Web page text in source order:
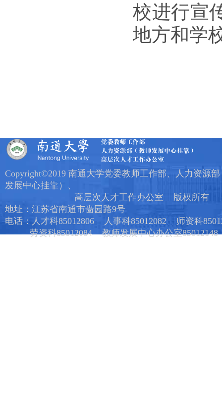
校进行宣
地方和学
Copyright©2019 南通大学党委教师工作部、人力资源
发展中心挂靠）、
高层次人才工作办公室 版权所有
地址：江苏省南通市啬园路9号
电话：人才科85012806 人事科85012082 师资科
劳资科85012084 教师发展中心办公室85012148